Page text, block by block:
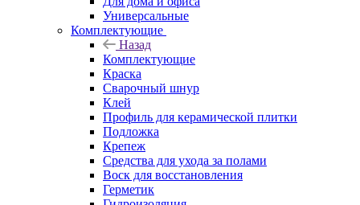
Универсальные
Комплектующие
Назад
Комплектующие
Краска
Сварочный шнур
Клей
Профиль для керамической плитки
Подложка
Крепеж
Средства для ухода за полами
Воск для восстановления
Герметик